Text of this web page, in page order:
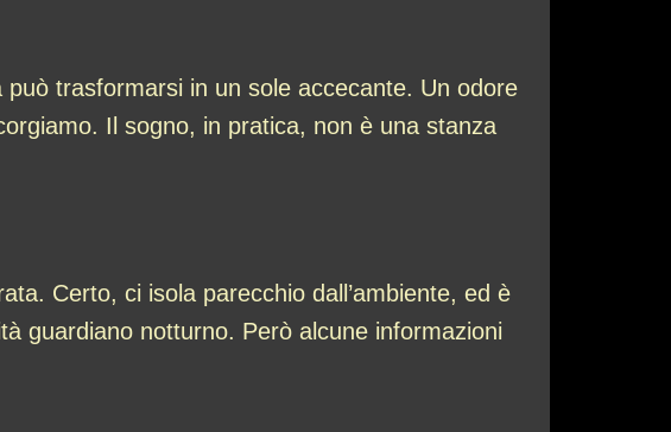
trasformarsi in un sole accecante. Un odore
Il sogno, in pratica, non è una stanza
Certo, ci isola parecchio dall’ambiente, ed è
guardiano notturno. Però alcune informazioni